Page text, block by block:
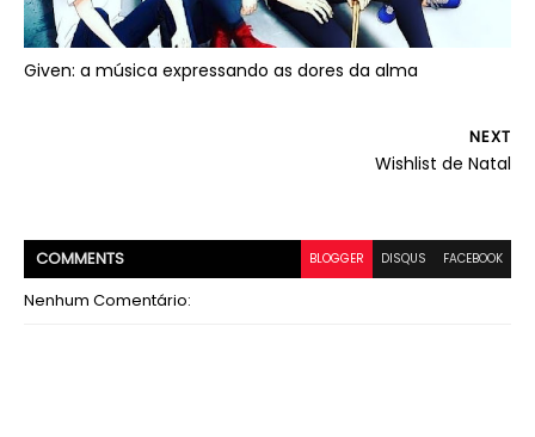
Given: a música expressando as dores da alma
NEXT
Wishlist de Natal
COMMENTS BLOGGER DISQUS FACEBOOK
Nenhum Comentário: